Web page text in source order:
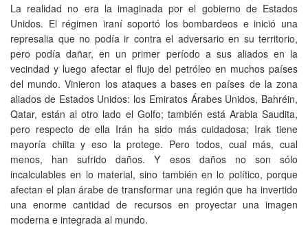
La realidad no era la imaginada por el gobierno de Estados
Unidos. El régimen iraní soportó los bombardeos e inició una
represalia que no podía ir contra el adversario en su territorio,
pero podía dañar, en un primer período a sus aliados en la
vecindad y luego afectar el flujo del petróleo en muchos países
del mundo. Vinieron los ataques a bases en países de la zona
aliados de Estados Unidos: los Emiratos Árabes Unidos, Bahréin,
Qatar, están al otro lado el Golfo; también está Arabia Saudita,
pero respecto de ella Irán ha sido más cuidadosa; Irak tiene
mayoría chiita y eso la protege. Pero todos, cual más, cual
menos, han sufrido daños. Y esos daños no son sólo
incalculables en lo material, sino también en lo político, porque
afectan el plan árabe de transformar una región que ha invertido
una enorme cantidad de recursos en proyectar una imagen
moderna e integrada al mundo.